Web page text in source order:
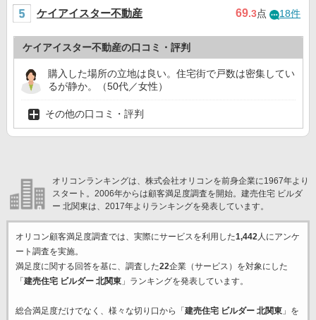
ケイアイスター不動産 69.3点 18件
ケイアイスター不動産の口コミ・評判
購入した場所の立地は良い。住宅街で戸数は密集してい
るが静か。（50代／女性）
その他の口コミ・評判
オリコンランキングは、株式会社オリコンを前身企業に1967年より
スタート。2006年からは顧客満足度調査を開始。建売住宅 ビルダ
ー 北関東は、2017年よりランキングを発表しています。
オリコン顧客満足度調査では、実際にサービスを利用した1,442人にアンケ
ート調査を実施。
満足度に関する回答を基に、調査した22企業（サービス）を対象にした
「 建売住宅 ビルダー 北関東」ランキングを発表しています。
総合満足度だけでなく、様々な切り口から「 建売住宅 ビルダー 北関東」を